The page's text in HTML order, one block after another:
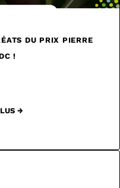
DU PRIX PIERRE
!
→